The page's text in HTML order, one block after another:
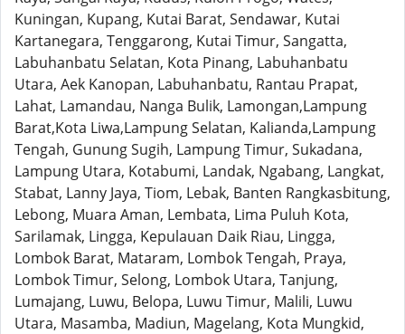
Kuningan, Kupang, Kutai Barat, Sendawar, Kutai
Kartanegara, Tenggarong, Kutai Timur, Sangatta,
Labuhanbatu Selatan, Kota Pinang, Labuhanbatu
Utara, Aek Kanopan, Labuhanbatu, Rantau Prapat,
Lahat, Lamandau, Nanga Bulik, Lamongan,Lampung
Barat,Kota Liwa,Lampung Selatan, Kalianda,Lampung
Tengah, Gunung Sugih, Lampung Timur, Sukadana,
Lampung Utara, Kotabumi, Landak, Ngabang, Langkat,
Stabat, Lanny Jaya, Tiom, Lebak, Banten Rangkasbitung,
Lebong, Muara Aman, Lembata, Lima Puluh Kota,
Sarilamak, Lingga, Kepulauan Daik Riau, Lingga,
Lombok Barat, Mataram, Lombok Tengah, Praya,
Lombok Timur, Selong, Lombok Utara, Tanjung,
Lumajang, Luwu, Belopa, Luwu Timur, Malili, Luwu
Utara, Masamba, Madiun, Magelang, Kota Mungkid,